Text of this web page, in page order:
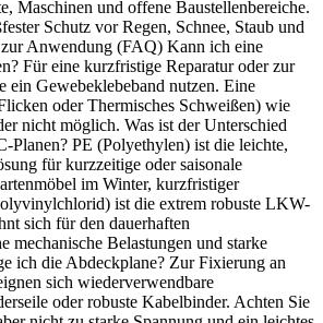
Maschinen und offene Baustellenbereiche.
Schutz vor Regen, Schnee, Staub und
Anwendung (FAQ) Kann ich eine
Für eine kurzfristige Reparatur oder zur
ein Gewebeklebeband nutzen. Eine
oder Thermisches Schweißen) wie
nicht möglich. Was ist der Unterschied
Planen? PE (Polyethylen) ist die leichte,
für kurzzeitige oder saisonale
im Winter, kurzfristiger
ist die extrem robuste LKW-
sich für den dauerhaften
mechanische Belastungen und starke
ich die Abdeckplane? Zur Fixierung an
sich wiederverwendbare
oder robuste Kabelbinder. Achten Sie